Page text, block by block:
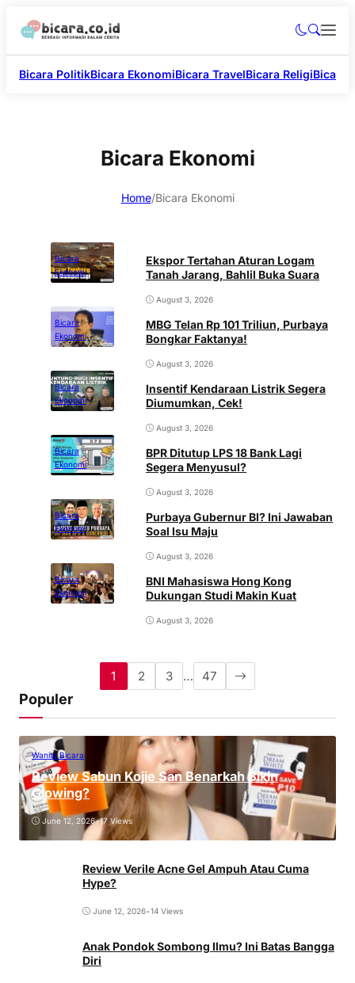
Bicara PolitikBicara EkonomiBicara TravelBicara ReligiBicara
Bicara Ekonomi
Home/Bicara Ekonomi
Bicara
Ekonomi
Ekspor Tertahan Aturan Logam
Tanah Jarang, Bahlil Buka Suara
August 3, 2026
Bicara
Ekonomi
MBG Telan Rp 101 Triliun, Purbaya
Bongkar Faktanya!
August 3, 2026
Bicara
Ekonomi
Insentif Kendaraan Listrik Segera
Diumumkan, Cek!
August 3, 2026
Bicara
Ekonomi
BPR Ditutup LPS 18 Bank Lagi
Segera Menyusul?
August 3, 2026
Bicara
Ekonomi
Purbaya Gubernur BI? Ini Jawaban
Soal Isu Maju
August 3, 2026
Bicara
Ekonomi
BNI Mahasiswa Hong Kong
Dukungan Studi Makin Kuat
August 3, 2026
1 2 3 … 47
Populer
Wanita Bicara
Review Sabun Kojie San Benarkah Bikin
Glowing?
June 12, 2026•17 Views
Review Verile Acne Gel Ampuh Atau Cuma
Hype?
June 12, 2026•14 Views
Anak Pondok Sombong Ilmu? Ini Batas Bangga
Diri